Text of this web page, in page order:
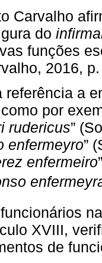
Carvalho
do
funções
2016,
referência a
por
rudericus”
enfermeyro”
enfermeiro
XVIII,
de